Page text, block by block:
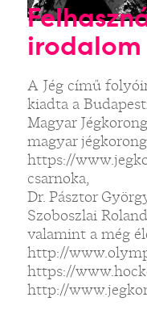
irodalom
A Jég című
kiadta a
Magyar
magyar
https://
csarnoka,
Dr. Pásztor
Szoboszlai
valamint a még
http://
https://
http://